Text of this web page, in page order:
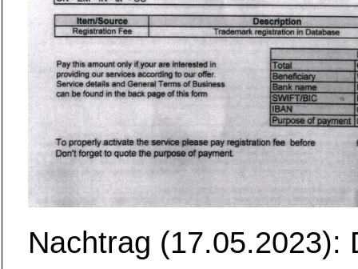
Nachtrag (17.05.2023):